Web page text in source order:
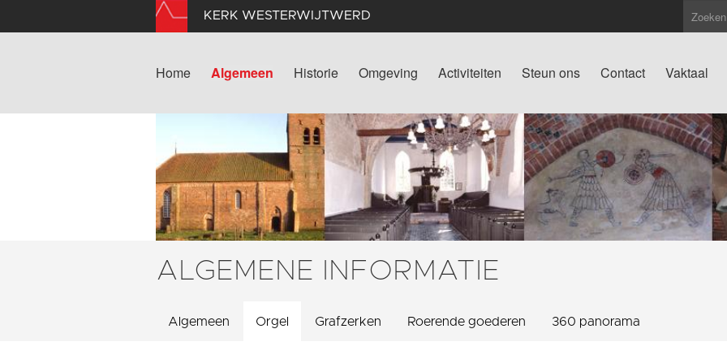
KERK WESTERWIJTWERD
Home Algemeen Historie Omgeving Activiteiten Steun ons Contact Vaktaal
ALGEMENE INFORMATIE
Algemeen Orgel Grafzerken Roerende goederen 360 panorama